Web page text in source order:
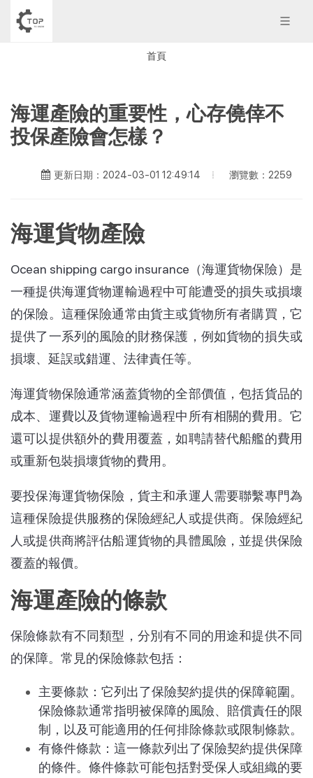
首頁
海運產險的重要性，心存僥倖不
投保產險會怎樣？
更新日期：2024-03-01 12:49:14 瀏覽數：2259
海運貨物產險
Ocean shipping cargo insurance（海運貨物保險）是
一種提供海運貨物運輸過程中可能遭受的損失或損壞
的保險。這種保險通常由貨主或貨物所有者購買，它
提供了一系列的風險的財務保護，例如貨物的損失或
損壞、延誤或錯運、法律責任等。
海運貨物保險通常涵蓋貨物的全部價值，包括貨品的
成本、運費以及貨物運輸過程中所有相關的費用。它
還可以提供額外的費用覆蓋，如聘請替代船艦的費用
或重新包裝損壞貨物的費用。
要投保海運貨物保險，貨主和承運人需要聯繫專門為
這種保險提供服務的保險經紀人或提供商。保險經紀
人或提供商將評估船運貨物的具體風險，並提供保險
覆蓋的報價。
海運產險的條款
保險條款有不同類型，分別有不同的用途和提供不同
的保障。常見的保險條款包括：
主要條款：它列出了保險契約提供的保障範圍。
保險條款通常指明被保障的風險、賠償責任的限
制，以及可能適用的任何排除條款或限制條款。
有條件條款：這一條款列出了保險契約提供保障
的條件。條件條款可能包括對受保人或組織的要